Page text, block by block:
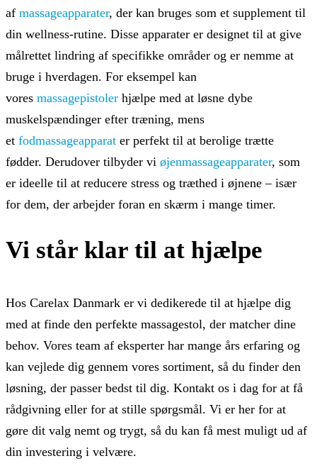
af massageapparater, der kan bruges som et supplement til
din wellness-rutine. Disse apparater er designet til at give
målrettet lindring af specifikke områder og er nemme at
bruge i hverdagen. For eksempel kan
vores massagepistoler hjælpe med at løsne dybe
muskelspændinger efter træning, mens
et fodmassageapparat er perfekt til at berolige trætte
fødder. Derudover tilbyder vi øjenmassageapparater, som
er ideelle til at reducere stress og træthed i øjnene – især
for dem, der arbejder foran en skærm i mange timer.
Vi står klar til at hjælpe
Hos Carelax Danmark er vi dedikerede til at hjælpe dig
med at finde den perfekte massagestol, der matcher dine
behov. Vores team af eksperter har mange års erfaring og
kan vejlede dig gennem vores sortiment, så du finder den
løsning, der passer bedst til dig. Kontakt os i dag for at få
rådgivning eller for at stille spørgsmål. Vi er her for at
gøre dit valg nemt og trygt, så du kan få mest muligt ud af
din investering i velvære.